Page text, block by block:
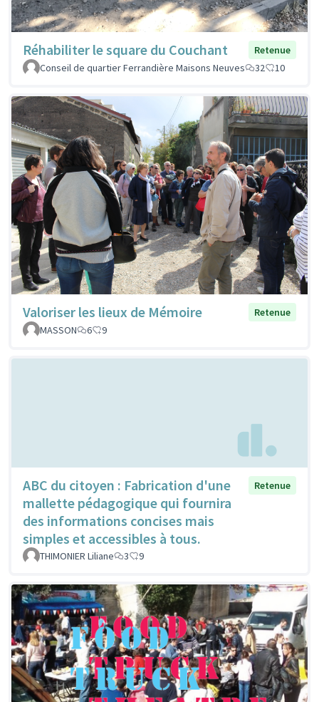
Réhabiliter le square du Couchant
Retenue
Conseil de quartier Ferrandière Maisons Neuves
32 10
Valoriser les lieux de Mémoire
Retenue
MASSON
6 9
ABC du citoyen : Fabrication d'une
mallette pédagogique qui fournira
des informations concises mais
simples et accessibles à tous.
Retenue
THIMONIER Liliane 3 9